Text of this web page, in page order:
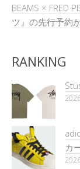
BEAMS × FRED
ツ』の先行予約
RANKING
カ